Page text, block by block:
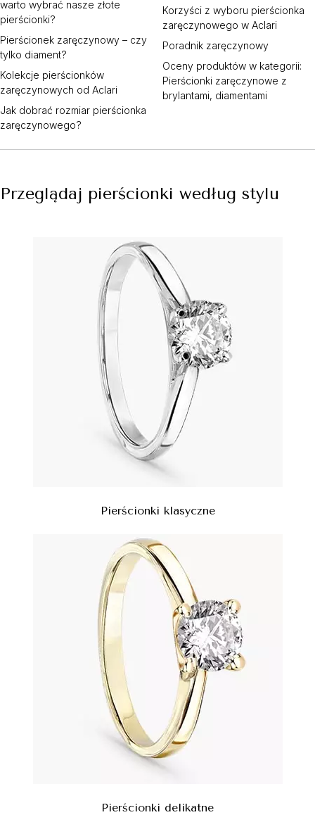
warto wybrać nasze złote
pierścionki?
Pierścionek zaręczynowy – czy
tylko diament?
Kolekcje pierścionków
zaręczynowych od Aclari
Jak dobrać rozmiar pierścionka
zaręczynowego?
Korzyści z wyboru pierścionka
zaręczynowego w Aclari
Poradnik zaręczynowy
Oceny produktów w kategorii:
Pierścionki zaręczynowe z
brylantami, diamentami
Przeglądaj pierścionki według stylu
Pierścionki klasyczne
Pierścionki delikatne